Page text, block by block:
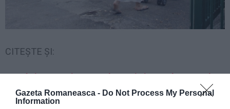
Gazeta Romaneasca - Do Not Process My Personal
Information
CITEȘTE ȘI:
Români arestaţi pentru droguri și arme la Marsala
Vasto, îngrijitoare româncă, ascundea în pivniță